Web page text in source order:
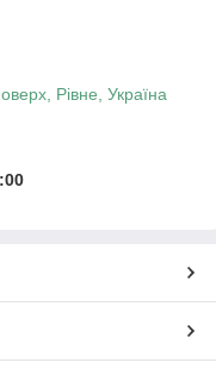
Рівне, Україна